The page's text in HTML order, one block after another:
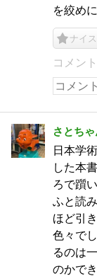
を絞め
ナイス
コメン
さとち
日本学
した本
ろで躓
ふと読
ほど引
色々で
るのは
のかで